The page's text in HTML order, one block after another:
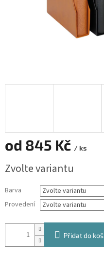
od 845 Kč / ks
cena:
Zvolte variantu
Barva
Provedení
Přidat do